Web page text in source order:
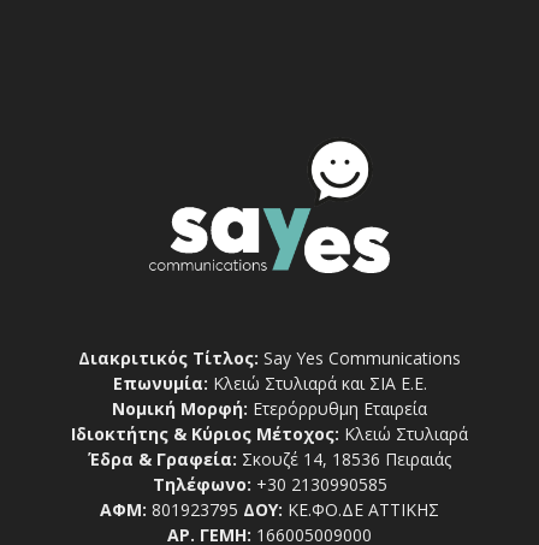
Διακριτικός Τίτλος: Say Yes Communications
Επωνυμία: Κλειώ Στυλιαρά και ΣΙΑ Ε.Ε.
Νομική Μορφή: Ετερόρρυθμη Εταιρεία
Ιδιοκτήτης & Κύριος Μέτοχος: Κλειώ Στυλιαρά
Έδρα & Γραφεία: Σκουζέ 14, 18536 Πειραιάς
Τηλέφωνο: +30 2130990585
ΑΦΜ: 801923795 ΔΟΥ: ΚΕ.ΦΟ.ΔΕ ΑΤΤΙΚΗΣ
ΑΡ. ΓΕΜΗ: 166005009000